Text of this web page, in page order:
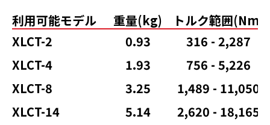
利用可能モデル 重量(kg)
トルク範囲(Nm)
XLCT-2
0.93
316 - 2,287
XLCT-4
1.93
756 - 5,226
XLCT-8
3.25
1,489 - 11,050
XLCT-14
5.14
2,620 - 18,165